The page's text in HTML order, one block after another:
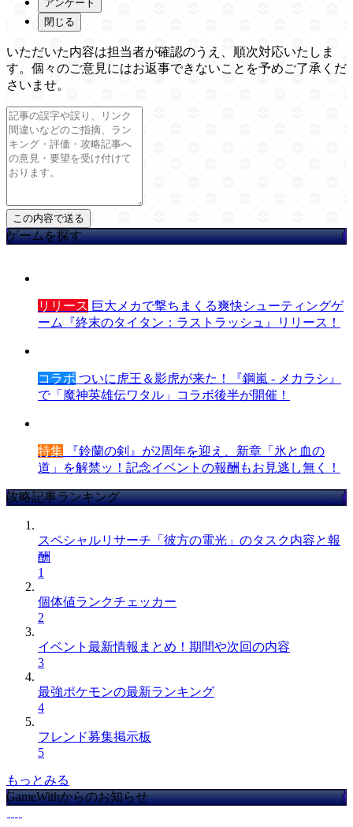
アンケート
閉じる
いただいた内容は担当者が確認のうえ、順次対応いたしま
す。個々のご意見にはお返事できないことを予めご了承くだ
さいませ。
ゲームを探す
リリース 巨大メカで撃ちまくる爽快シューティングゲ
ーム『終末のタイタン：ラストラッシュ』リリース！
コラボ ついに虎王＆影虎が来た！『鋼嵐 - メカラシ』
で「魔神英雄伝ワタル」コラボ後半が開催！
特集 『鈴蘭の剣』が2周年を迎え、新章「氷と血の
道」を解禁ッ！記念イベントの報酬もお見逃し無く！
攻略記事ランキング
スペシャルリサーチ「彼方の電光」のタスク内容と報
酬
1
個体値ランクチェッカー
2
イベント最新情報まとめ！期間や次回の内容
3
最強ポケモンの最新ランキング
4
フレンド募集掲示板
5
もっとみる
GameWithからのお知らせ